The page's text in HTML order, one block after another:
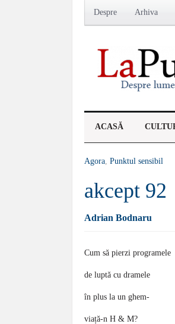
Despre Arhiva
ACASĂ
Agora, Punktul sensibil
akcept 92
Adrian Bodnaru
Cum să pierzi programele
de luptă cu dramele
în plus la un ghem-
viață-n H & M?